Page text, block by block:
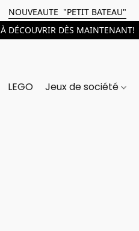
NOUVEAUTE "PETIT BATEAU"
À DÉCOUVRIR DÈS MAINTENANT!
LEGO Jeux de société